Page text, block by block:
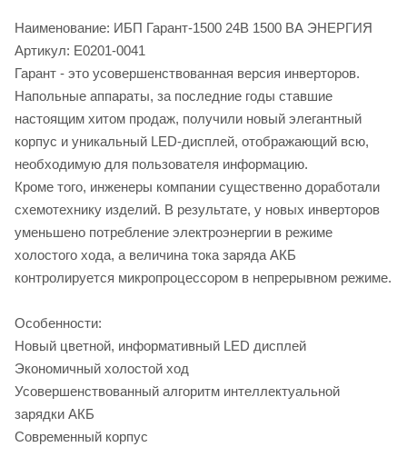
Наименование: ИБП Гарант-1500 24В 1500 ВА ЭНЕРГИЯ
Артикул: Е0201-0041
Гарант - это усовершенствованная версия инверторов.
Напольные аппараты, за последние годы ставшие
настоящим хитом продаж, получили новый элегантный
корпус и уникальный LED-дисплей, отображающий всю,
необходимую для пользователя информацию.
Кроме того, инженеры компании существенно доработали
схемотехнику изделий. В результате, у новых инверторов
уменьшено потребление электроэнергии в режиме
холостого хода, а величина тока заряда АКБ
контролируется микропроцессором в непрерывном режиме.
Особенности:
Новый цветной, информативный LED дисплей
Экономичный холостой ход
Усовершенствованный алгоритм интеллектуальной
зарядки АКБ
Современный корпус